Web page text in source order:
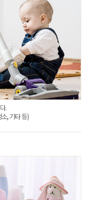
.
, 기타 등)